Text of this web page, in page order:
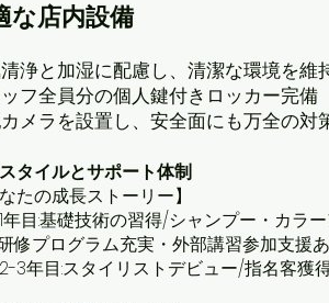
な店内設備
浄と加湿に配慮し、清潔な環境を維
フ全員分の個人鍵付きロッカー完備
メラを設置し、安全面にも万全の対
タイルとサポート体制
なたの成長ストーリー】
年目:基礎技術の習得/シャンプー・カラ
修プログラム充実・外部講習参加支援
3年目:スタイリストデビュー/指名客獲